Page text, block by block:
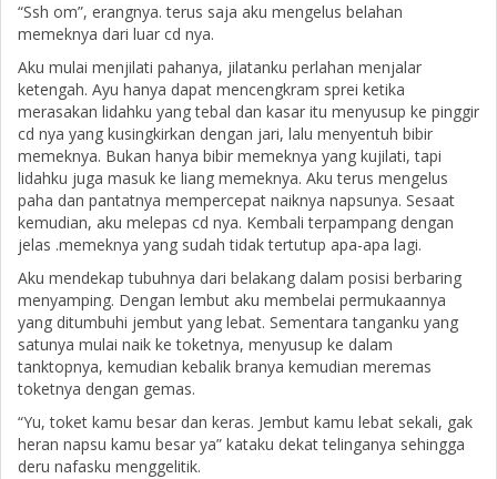
“Ssh om”, erangnya. terus saja aku mengelus belahan
memeknya dari luar cd nya.
Aku mulai menjilati pahanya, jilatanku perlahan menjalar
ketengah. Ayu hanya dapat mencengkram sprei ketika
merasakan lidahku yang tebal dan kasar itu menyusup ke pinggir
cd nya yang kusingkirkan dengan jari, lalu menyentuh bibir
memeknya. Bukan hanya bibir memeknya yang kujilati, tapi
lidahku juga masuk ke liang memeknya. Aku terus mengelus
paha dan pantatnya mempercepat naiknya napsunya. Sesaat
kemudian, aku melepas cd nya. Kembali terpampang dengan
jelas .memeknya yang sudah tidak tertutup apa-apa lagi.
Aku mendekap tubuhnya dari belakang dalam posisi berbaring
menyamping. Dengan lembut aku membelai permukaannya
yang ditumbuhi jembut yang lebat. Sementara tanganku yang
satunya mulai naik ke toketnya, menyusup ke dalam
tanktopnya, kemudian kebalik branya kemudian meremas
toketnya dengan gemas.
“Yu, toket kamu besar dan keras. Jembut kamu lebat sekali, gak
heran napsu kamu besar ya” kataku dekat telinganya sehingga
deru nafasku menggelitik.